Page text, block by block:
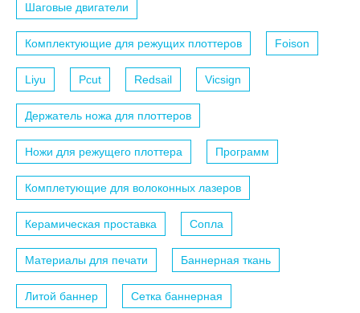
Шаговые двигатели
Комплектующие для режущих плоттеров Foison
Liyu Pcut Redsail Vicsign
Держатель ножа для плоттеров
Ножи для режущего плоттера Программ
Комплетующие для волоконных лазеров
Керамическая проставка Сопла
Материалы для печати Баннерная ткань
Литой баннер Сетка баннерная